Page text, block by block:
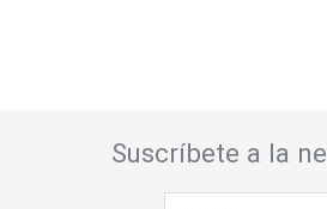
Suscríbete a la